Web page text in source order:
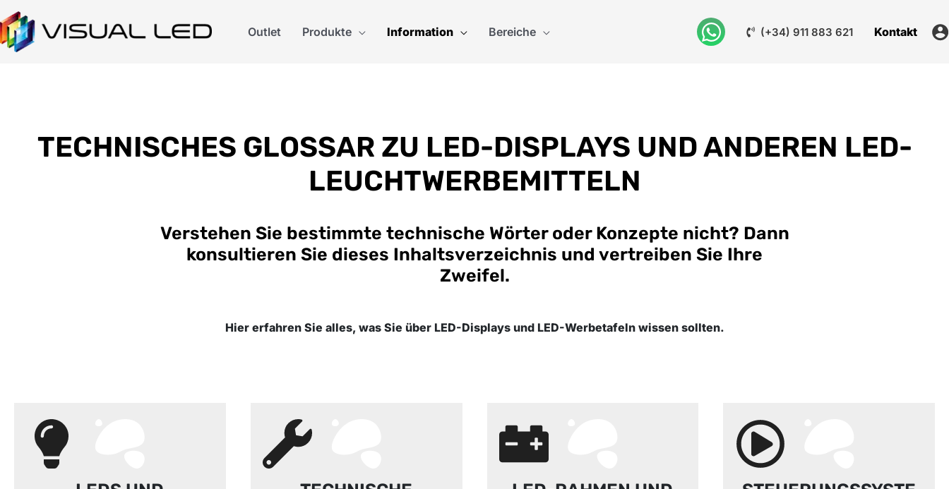
Outlet Produkte Information Bereiche (+34) 911 883 621 Kontakt
TECHNISCHES GLOSSAR ZU LED-DISPLAYS UND ANDEREN LED-
LEUCHTWERBEMITTELN
Verstehen Sie bestimmte technische Wörter oder Konzepte nicht? Dann
konsultieren Sie dieses Inhaltsverzeichnis und vertreiben Sie Ihre
Zweifel.
Hier erfahren Sie alles, was Sie über LED-Displays und LED-Werbetafeln wissen sollten.